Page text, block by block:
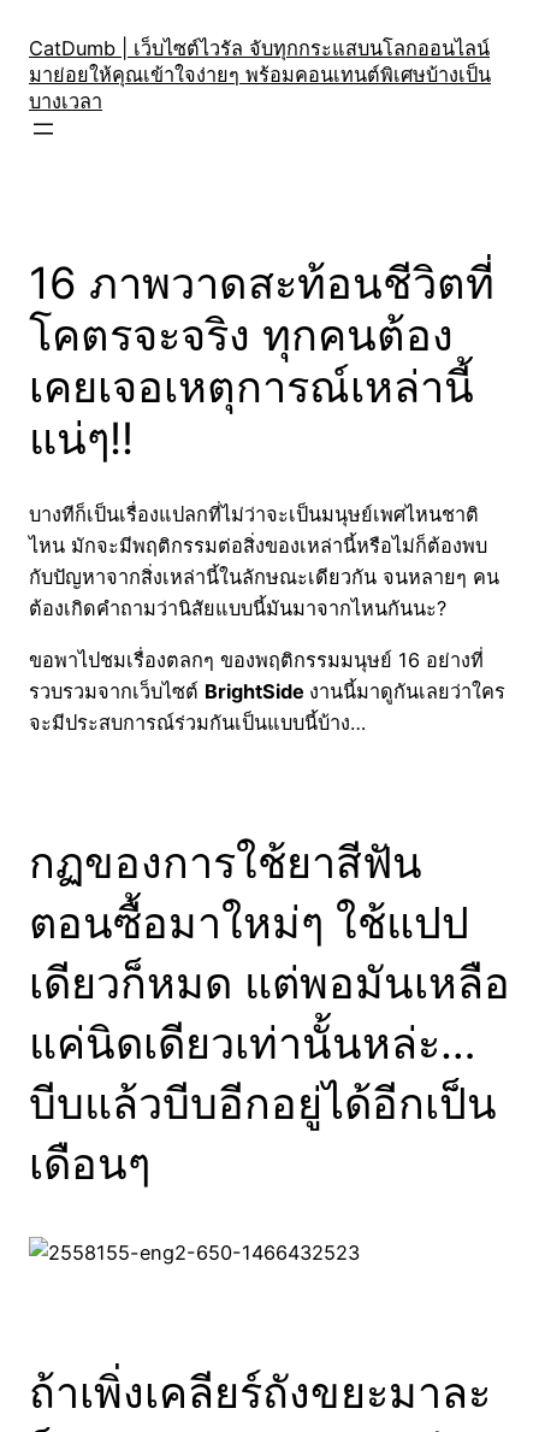
content
CatDumb | เว็บไซต์ไวรัล จับทุกกระแสบนโลกออนไลน์
มาย่อยให้คุณเข้าใจง่ายๆ พร้อมคอนเทนต์พิเศษบ้างเป็น
บางเวลา
16 ภาพวาดสะท้อนชีวิตที่
โคตรจะจริง ทุกคนต้อง
เคยเจอเหตุการณ์เหล่านี้
แน่ๆ!!
บางทีก็เป็นเรื่องแปลกที่ไม่ว่าจะเป็นมนุษย์เพศไหนชาติ
ไหน มักจะมีพฤติกรรมต่อสิ่งของเหล่านี้หรือไม่ก็ต้องพบ
กับปัญหาจากสิ่งเหล่านี้ในลักษณะเดียวกัน จนหลายๆ คน
ต้องเกิดคำถามว่านิสัยแบบนี้มันมาจากไหนกันนะ?
ขอพาไปชมเรื่องตลกๆ ของพฤติกรรมมนุษย์ 16 อย่างที่
รวบรวมจากเว็บไซต์ BrightSide งานนี้มาดูกันเลยว่าใคร
จะมีประสบการณ์ร่วมกันเป็นแบบนี้บ้าง…
กฏของการใช้ยาสีฟัน
ตอนซื้อมาใหม่ๆ ใช้แปป
เดียวก็หมด แต่พอมันเหลือ
แค่นิดเดียวเท่านั้นหล่ะ…
บีบแล้วบีบอีกอยู่ได้อีกเป็น
เดือนๆ
ถ้าเพิ่งเคลียร์ถังขยะมาละ